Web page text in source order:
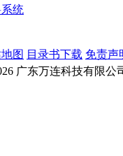
统
图 目录书下载 免责声
广东万连科技有限公